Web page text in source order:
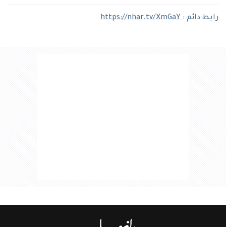
رابط دائم : https://nhar.tv/XmGaY